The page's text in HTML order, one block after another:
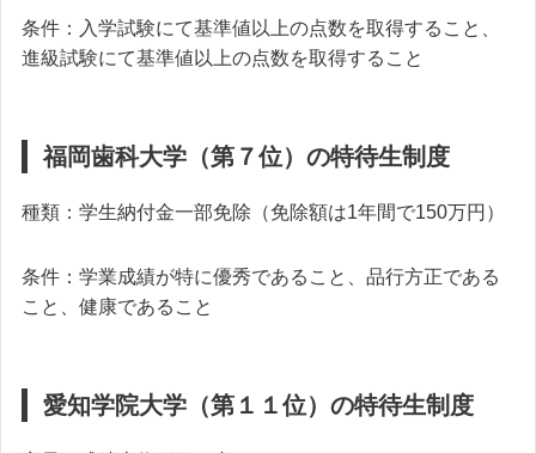
条件：入学試験にて基準値以上の点数を取得すること、
進級試験にて基準値以上の点数を取得すること
福岡歯科大学（第７位）の特待生制度
種類：学生納付金一部免除（免除額は1年間で150万円）
条件：学業成績が特に優秀であること、品行方正である
こと、健康であること
愛知学院大学（第１１位）の特待生制度